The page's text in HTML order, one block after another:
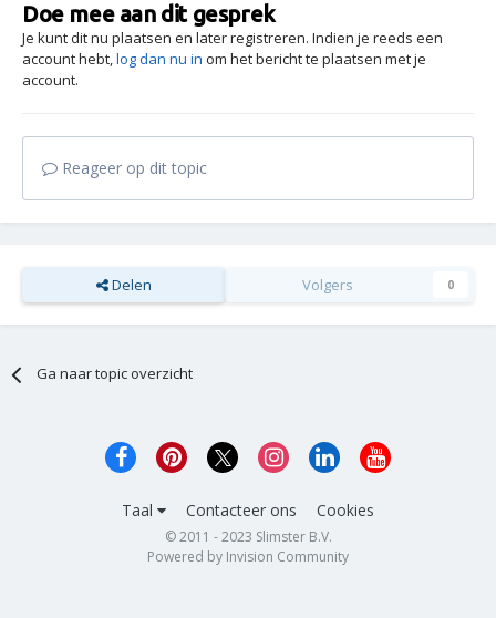
Doe mee aan dit gesprek
Je kunt dit nu plaatsen en later registreren. Indien je reeds een
account hebt,log dan nu in om het bericht te plaatsen met je
account.
Reageer op dit topic
Delen Volgers 0
Ga naar topic overzicht
Taal Contacteer ons Cookies
© 2011 - 2023 Slimster B.V.
Powered by Invision Community